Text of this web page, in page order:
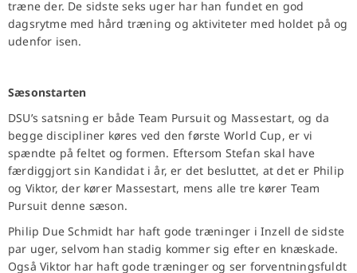
træne der. De sidste seks uger har han fundet en god
dagsrytme med hård træning og aktiviteter med holdet på og
udenfor isen.
Sæsonstarten
DSU’s satsning er både Team Pursuit og Massestart, og da
begge discipliner køres ved den første World Cup, er vi
spændte på feltet og formen. Eftersom Stefan skal have
færdiggjort sin Kandidat i år, er det besluttet, at det er Philip
og Viktor, der kører Massestart, mens alle tre kører Team
Pursuit denne sæson.
Philip Due Schmidt har haft gode træninger i Inzell de sidste
par uger, selvom han stadig kommer sig efter en knæskade.
Også Viktor har haft gode træninger og ser forventningsfuldt